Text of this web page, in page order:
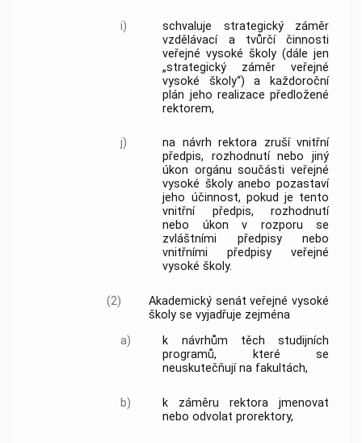
i)
schvaluje strategický záměr
vzdělávací a tvůrčí činnosti
veřejné vysoké školy (dále jen
„strategický záměr veřejné
vysoké školy“) a každoroční
plán jeho realizace předložené
rektorem,
j)
na návrh rektora zruší vnitřní
předpis, rozhodnutí nebo jiný
úkon orgánu součásti veřejné
vysoké školy anebo pozastaví
jeho účinnost, pokud je tento
vnitřní předpis, rozhodnutí
nebo úkon v rozporu se
zvláštními předpisy nebo
vnitřními předpisy veřejné
vysoké školy.
(2)
Akademický senát veřejné vysoké
školy se vyjadřuje zejména
a)
k návrhům těch studijních
programů, které se
neuskutečňují na fakultách,
b)
k záměru rektora jmenovat
nebo odvolat prorektory,